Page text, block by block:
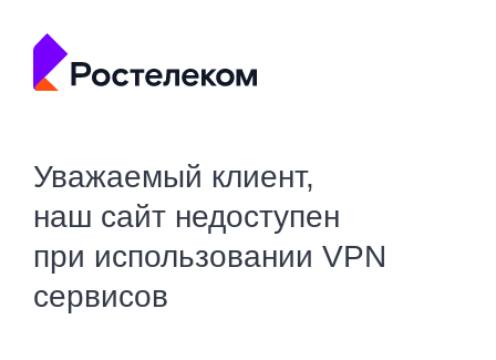
Уважаемый клиент,
наш сайт недоступен
при использовании VPN
сервисов